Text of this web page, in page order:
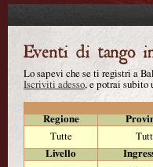
Lo sapevi che se ti registri a
Iscriviti adesso, e potrai subito
Regione
Tutte
Livello